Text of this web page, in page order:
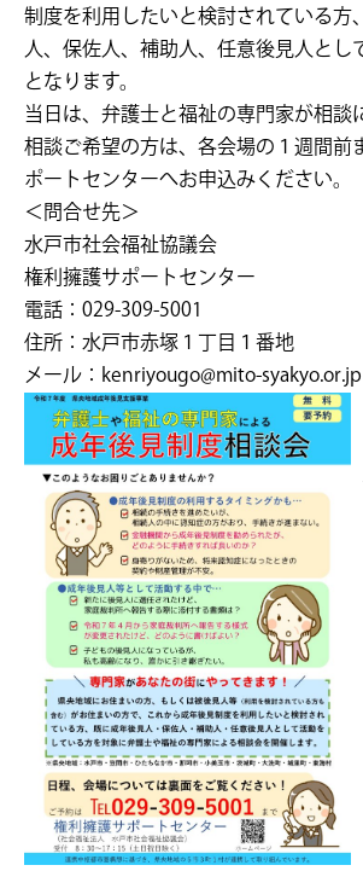
制度を利用したいと検討されている方
人、保佐人、補助人、任意後見人とし
となります。
当日は、弁護士と福祉の専門家が相談
相談ご希望の方は、各会場の１週間前
ポートセンターへお申込みください。
＜問合せ先＞
水戸市社会福祉協議会
権利擁護サポートセンター
電話：029-309-5001
住所：水戸市赤塚１丁目１番地
メール：kenriyougo@mito-syakyo.or.jp